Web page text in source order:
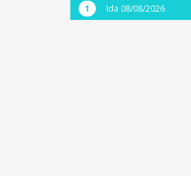
Ida 08/08/2026